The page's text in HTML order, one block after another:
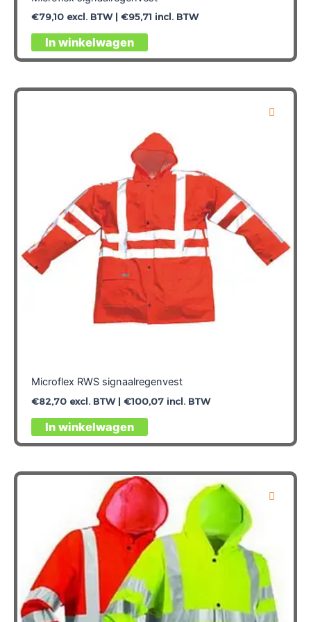
€79,10excl. BTW | €95,71 incl. BTW
In winkelwagen
Dit
product
meerdere
optie
kan
gekozen
worden
de
productpagina
Microflex RWS signaalregenvest
€82,70excl. BTW | €100,07incl. BTW
In winkelwagen
Dit
product
meerdere
variaties.
Deze
optie
kan
gekozen
worden
op
de
productpagina